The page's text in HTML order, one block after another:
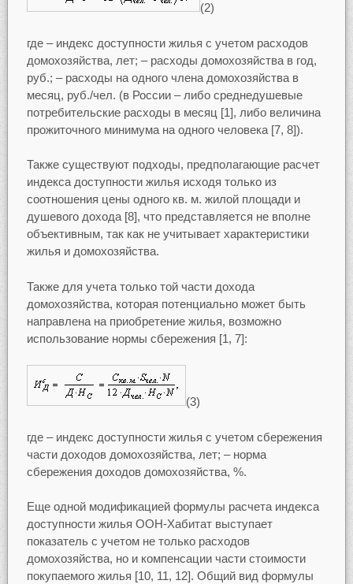
(2)
где – индекс доступности жилья с учетом расходов
домохозяйства, лет; – расходы домохозяйства в год,
руб.; – расходы на одного члена домохозяйства в
месяц, руб./чел. (в России – либо среднедушевые
потребительские расходы в месяц [1], либо величина
прожиточного минимума на одного человека [7, 8]).
Также существуют подходы, предполагающие расчет
индекса доступности жилья исходя только из
соотношения цены одного кв. м. жилой площади и
душевого дохода [8], что представляется не вполне
объективным, так как не учитывает характеристики
жилья и домохозяйства.
Также для учета только той части дохода
домохозяйства, которая потенциально может быть
направлена на приобретение жилья, возможно
использование нормы сбережения [1, 7]:
(3)
где – индекс доступности жилья с учетом сбережения
части доходов домохозяйства, лет; – норма
сбережения доходов домохозяйства, %.
Еще одной модификацией формулы расчета индекса
доступности жилья ООН-Хабитат выступает
показатель с учетом не только расходов
домохозяйства, но и компенсации части стоимости
покупаемого жилья [10, 11, 12]. Общий вид формулы